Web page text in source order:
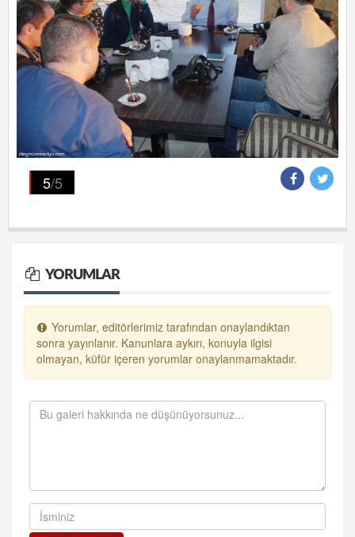
5/5
YORUMLAR
Yorumlar, editörlerimiz tarafından onaylandıktan
sonra yayınlanır. Kanunlara aykırı, konuyla ilgisi
olmayan, küfür içeren yorumlar onaylanmamaktadır.